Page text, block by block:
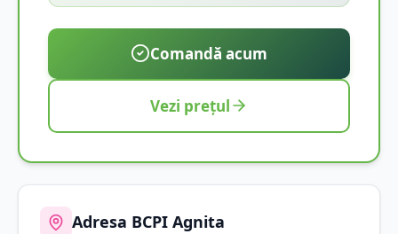
Comandă acum
Vezi prețul
Adresa BCPI Agnita